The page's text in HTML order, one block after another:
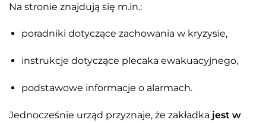
Na stronie znajdują się m.in.:
poradniki dotyczące zachowania w kryzysie,
instrukcje dotyczące plecaka ewakuacyjnego,
podstawowe informacje o alarmach.
Jednocześnie urząd przyznaje, że zakładka jest w